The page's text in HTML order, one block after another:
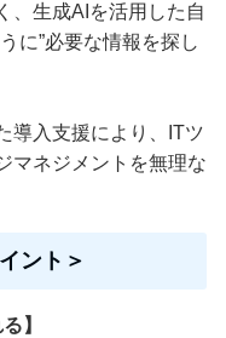
、生成AIを活用した自
に”必要な情報を探し
導入支援により、ITツ
マネジメントを無理な
ント＞
】